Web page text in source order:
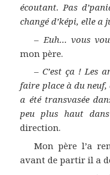
écoutant. Pas
changé d’képi, elle a
– Euh… vous
mon père.
–C’est ça ! Les
faire place à du
a été transvasée
peu plus haut
direction.
Mon père l’a
avant de partir il a